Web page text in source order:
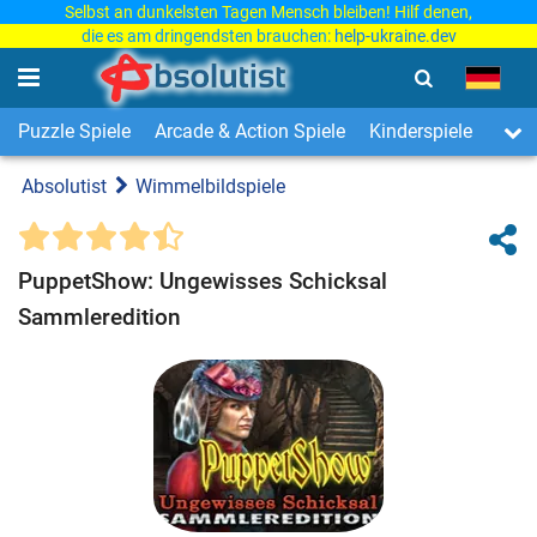
Selbst an dunkelsten Tagen Mensch bleiben! Hilf denen,
die es am dringendsten brauchen: help-ukraine.dev
Puzzle Spiele Arcade & Action Spiele Kinderspiele 3-
Absolutist Wimmelbildspiele
PuppetShow: Ungewisses Schicksal
Sammleredition